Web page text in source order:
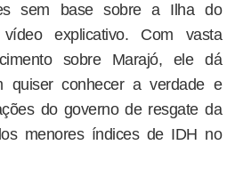
sem base sobre a Ilha do
explicativo. Com vasta
sobre Marajó, ele dá
quiser conhecer a verdade e
do governo de resgate da
menores índices de IDH no